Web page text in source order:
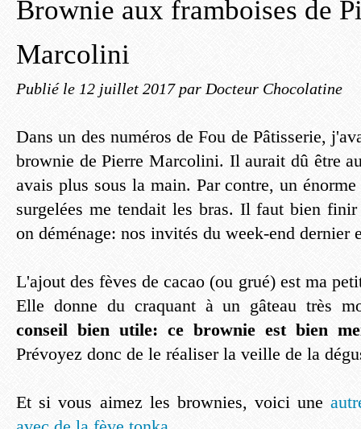
Brownie aux framboises de
Marcolini
Publié le 12 juillet 2017 par Docteur Chocolatine
Dans un des numéros de Fou de Pâtisserie,
brownie de Pierre Marcolini. Il aurait dû être
avais plus sous la main. Par contre, un
surgelées me tendait les bras. Il faut bien
on déménage: nos invités du week-end dernier
L'ajout des fèves de cacao (ou grué) est ma
Elle donne du craquant à un gâteau très
conseil bien utile: ce brownie est bien
Prévoyez donc de le réaliser la veille de la
Et si vous aimez les brownies, voici une